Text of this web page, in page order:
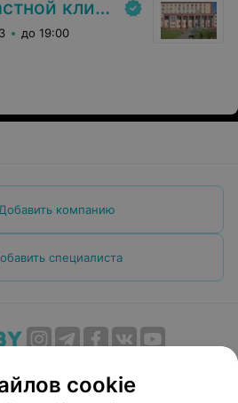
диспансер
до 19:00
Добавить компанию
специалиста
Публичный договор
cookie